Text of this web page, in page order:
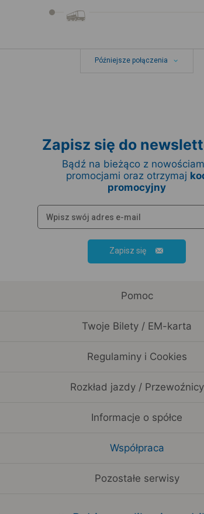
Późniejsze połączenia
Zapisz się do
Bądź na bieżąco z
promocjami oraz otrzymaj
promocyjny
Zapisz się
Pomoc
Twoje Bilety / EM-karta
Regulaminy i Cookies
Rozkład jazdy / Przewoźnicy
Informacje o spółce
Współpraca
Pozostałe serwisy